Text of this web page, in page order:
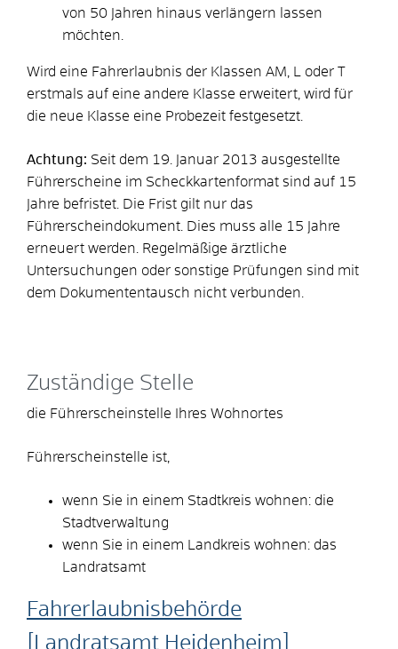
von 50 Jahren hinaus verlängern lassen
möchten.
Wird eine Fahrerlaubnis der Klassen AM, L oder T
erstmals auf eine andere Klasse erweitert, wird für
die neue Klasse eine Probezeit festgesetzt.
Achtung: Seit dem 19. Januar 2013 ausgestellte
Führerscheine im Scheckkartenformat sind auf 15
Jahre befristet. Die Frist gilt nur das
Führerscheindokument. Dies muss alle 15 Jahre
erneuert werden. Regelmäßige ärztliche
Untersuchungen oder sonstige Prüfungen sind mit
dem Dokumententausch nicht verbunden.
Zuständige Stelle
die Führerscheinstelle Ihres Wohnortes
Führerscheinstelle ist,
wenn Sie in einem Stadtkreis wohnen: die
Stadtverwaltung
wenn Sie in einem Landkreis wohnen: das
Landratsamt
Fahrerlaubnisbehörde
[Landratsamt Heidenheim]